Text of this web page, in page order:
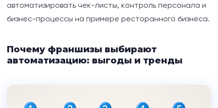
примеры
пошагово
автоматизировать чек-листы, контроль персонала и
бизнес-процессы на примере ресторанного бизнеса.
Почему франшизы выбирают
автоматизацию: выгоды и тренды